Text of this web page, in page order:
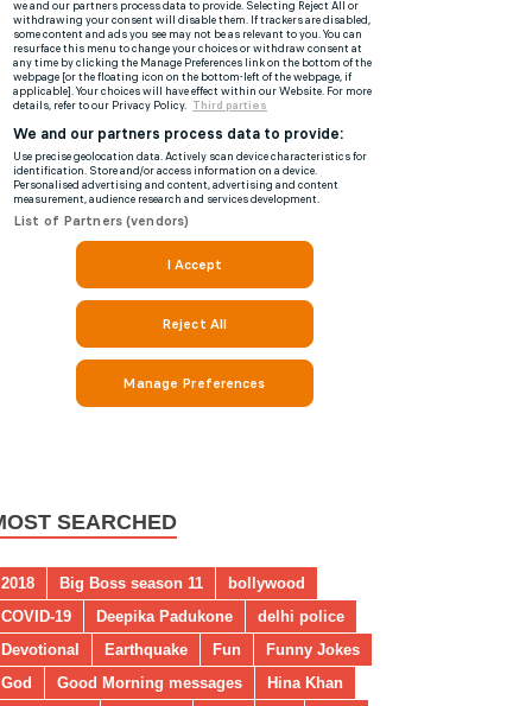
SEARCHED
2018 Big Boss season 11
bollywood
COVID-19
Deepika Padukone
delhi police
Devotional
Earthquake Fun
Funny Jokes
God
Good Morning messages
Hina Khan